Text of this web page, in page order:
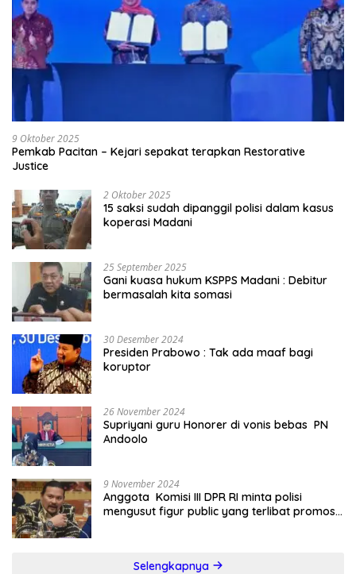
9 Oktober 2025
Pemkab Pacitan – Kejari sepakat terapkan Restorative
Justice
2 Oktober 2025
15 saksi sudah dipanggil polisi dalam kasus
koperasi Madani
25 September 2025
Gani kuasa hukum KSPPS Madani : Debitur
bermasalah kita somasi
30 Desember 2024
Presiden Prabowo : Tak ada maaf bagi
koruptor
26 November 2024
Supriyani guru Honorer di vonis bebas PN
Andoolo
9 November 2024
Anggota Komisi III DPR RI minta polisi
mengusut figur public yang terlibat promosi
Selengkapnya